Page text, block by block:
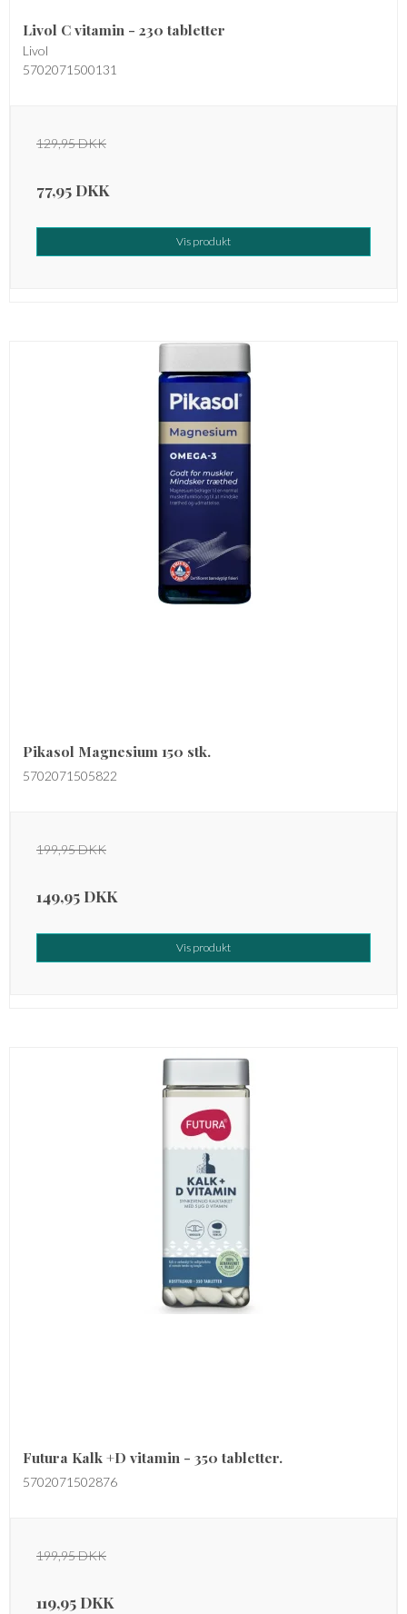
Livol C vitamin - 230 tabletter
Livol
5702071500131
129,95 DKK
77,95 DKK
Vis produkt
Pikasol Magnesium 150 stk.
5702071505822
199,95 DKK
149,95 DKK
Vis produkt
Futura Kalk +D vitamin - 350 tabletter.
5702071502876
199,95 DKK
119,95 DKK